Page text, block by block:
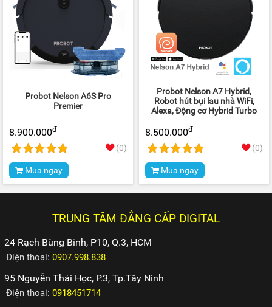
Probot Nelson A6S Pro
Premier
8.900.000đ
(0)
Mua ngay
Probot Nelson A7 Hybrid,
Robot hút bụi lau nhà WiFi,
Alexa, Động cơ Hybrid Turbo
8.500.000đ
(0)
Mua ngay
TRUNG TÂM ĐẲNG CẤP DIGITAL
24 Rạch Bùng Binh, P10, Q.3, HCM
Điện thoại:0907.998.838
95 Nguyễn Thái Học, P.3, Tp.Tây Ninh
Điện thoại:0918451714